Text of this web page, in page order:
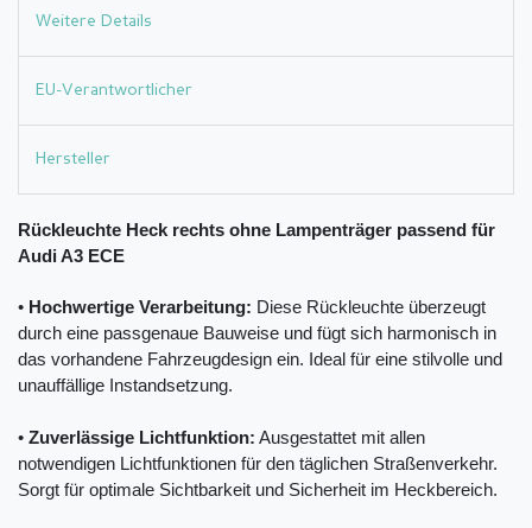
Weitere Details
EU-Verantwortlicher
Hersteller
Rückleuchte Heck rechts ohne Lampenträger passend für
Audi A3 ECE
• Hochwertige Verarbeitung: Diese Rückleuchte überzeugt
durch eine passgenaue Bauweise und fügt sich harmonisch in
das vorhandene Fahrzeugdesign ein. Ideal für eine stilvolle und
unauffällige Instandsetzung.
• Zuverlässige Lichtfunktion: Ausgestattet mit allen
notwendigen Lichtfunktionen für den täglichen Straßenverkehr.
Sorgt für optimale Sichtbarkeit und Sicherheit im Heckbereich.